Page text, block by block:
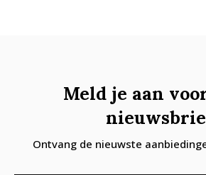
Meld je aan
Ontvang de nieuwste